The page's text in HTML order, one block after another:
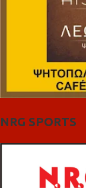
NRG SPORTS